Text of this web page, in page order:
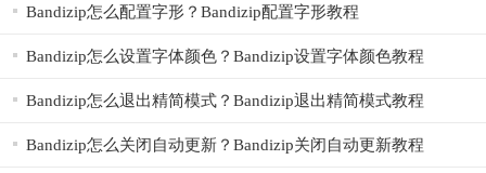
我的世界minecraft这款3D的第一人称沙盘游戏没有华丽的画
面，更注重游戏性。玩家在游戏中做着“建设”与“破坏”两件事，
木屋、城堡甚至城市，但是若再加上玩家的想像力，空中之城、
地底都市都一样能够实现。
Bandizip怎么配置字形？Bandizip配置字形教程
Bandizip怎么设置字体颜色？Bandizip设置字体颜色教程
Bandizip怎么退出精简模式？Bandizip退出精简模式教程
Bandizip怎么关闭自动更新？Bandizip关闭自动更新教程